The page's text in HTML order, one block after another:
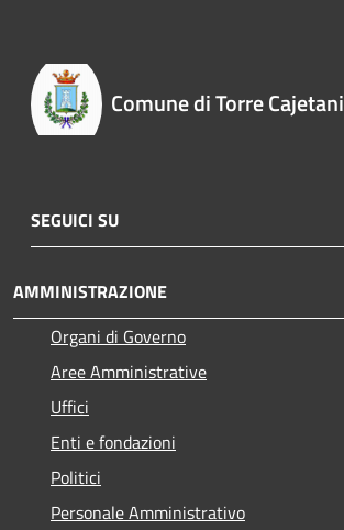
Comune di Torre Cajetani
SEGUICI SU
AMMINISTRAZIONE
Organi di Governo
Aree Amministrative
Uffici
Enti e fondazioni
Politici
Personale Amministrativo